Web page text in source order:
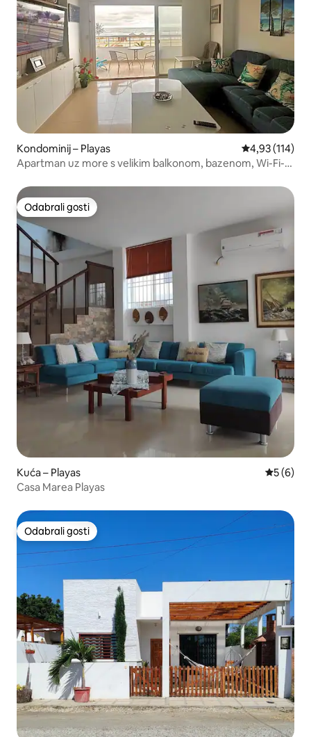
Kondominij – Playas Prosječna
4,93 (114)
Apartman uz more s velikim balkonom, bazenom, Wi-Fi-
Odabrali gosti
Odabrali gosti
Kuća – Playas
5 (6)
Casa Marea Playas
Odabrali gosti
Odabrali gosti